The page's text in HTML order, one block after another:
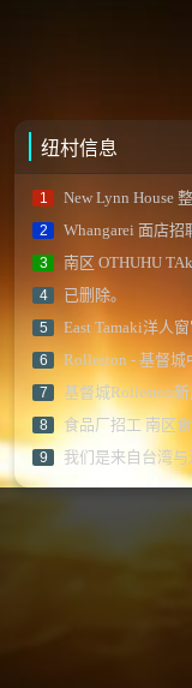
纽村信息
1 New Lynn House 整租 3
2 Whangarei 面店招聘熟
3 南区 OTHUHU
4 已删除。
5 East Tamaki洋人
6 Rolleston - 基督城中型
7 基督城Rolleston新房
8 食品厂招工 南区食品
9 我们是来自台湾与深